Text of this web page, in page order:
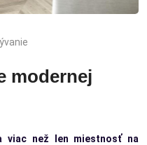
modernej
viac než len miestnosť na